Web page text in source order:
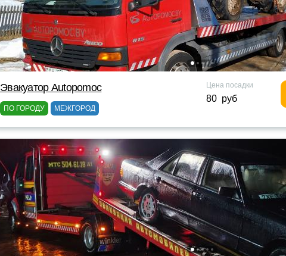
Эвакуатор Autopomoc
ПО ГОРОДУ МЕЖГОРОД
Цена посадки
80 руб